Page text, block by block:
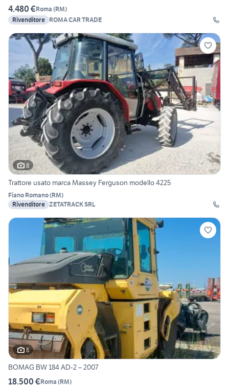
4.480 €Roma (RM)
Rivenditore ROMA CAR TRADE
8
Trattore usato marca Massey Ferguson modello 4225
Fiano Romano(RM)
Rivenditore ZETATRACK SRL
6
BOMAG BW 184 AD-2 – 2007
18.500 €Roma (RM)